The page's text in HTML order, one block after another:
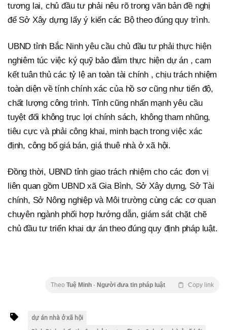
tương lai, chủ đầu tư phải nêu rõ trong văn bản đề nghị
để Sở Xây dựng lấy ý kiến các Bộ theo đúng quy trình.
UBND tỉnh Bắc Ninh yêu cầu chủ đầu tư phải thực hiện
nghiêm túc việc ký quỹ bảo đảm thực hiện dự án , cam
kết tuân thủ các tỷ lệ an toàn tài chính , chịu trách nhiệm
toàn diện về tính chính xác của hồ sơ cũng như tiến độ,
chất lượng công trình. Tỉnh cũng nhấn mạnh yêu cầu
tuyệt đối không trục lợi chính sách, không tham nhũng,
tiêu cực và phải công khai, minh bạch trong việc xác
định, công bố giá bán, giá thuê nhà ở xã hội.
Đồng thời, UBND tỉnh giao trách nhiệm cho các đơn vị
liên quan gồm UBND xã Gia Bình, Sở Xây dựng, Sở Tài
chính, Sở Nông nghiệp và Môi trường cùng các cơ quan
chuyên ngành phối hợp hướng dẫn, giám sát chặt chẽ
chủ đầu tư triển khai dự án theo đúng quy định pháp luật.
Theo Tuệ Minh - Người đưa tin pháp luật Copy link
dự án nhà ở xã hội